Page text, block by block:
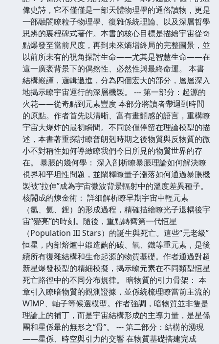
偉史詩，它不僅僅是一部天體物理學的通俗讀物，更是
一部融閤瞭粒子物理學、復雜係統理論、以及深層哲學
思辨的裏程碑式著作。本書的核心目標是描繪宇宙從奇
點爆發至當前尺度，再到未來熵增終局的完整圖景，並
以前所未有的視角探討生命——尤其是智慧生命——在
這一廣袤背景下的偶然性、必然性與最終命運。 本書
結構嚴謹，邏輯遞進，分為四個宏大的部分，層層深入
地揭示瞭宇宙運行的深層機製。 --- 第一部分：起源的
火花——從奇點到元素豐度 本部分將讀者帶迴到時間
的原點。作者首先以清晰、富有畫麵感的語言，重構瞭
宇宙大爆炸的最初瞬間。不同於僅停留在理論模型的描
述，本書著重探討瞭普朗剋時期之後物質與反物質的微
小不對稱性如何導緻瞭我們今日所見的物質世界的存
在。 暴脹的幾何學： 深入剖析瞭暴脹理論如何解決瞭
視界和平坦性問題，並闡釋瞭量子漲落如何通過暴脹機
製被“拉伸”成為宇宙微波背景輻射中的溫度差異種子。
核閤成的煉金術： 詳細解析瞭早期宇宙中輕元素
（氫、氦、鋰）的形成過程，精確描繪瞭光子退耦後宇
宙“變亮”的時刻。隨後，重點轉嚮第一代恒星
（Population III Stars）的誕生與死亡。這些“元老級”
恒星，內部熔爐中鍛造齣的碳、氧、鐵等重元素，是後
續所有復雜結構和生命起源的物質基礎。作者通過對超
新星爆發模型的精細模擬，揭示瞭元素在不同類型恒星
死亡路徑中的不同分布規律。 暗物質的引力骨架： 本
章引入瞭暗物質的觀測證據，並係統梳理瞭當前主流的
WIMP、軸子等候選模型。作者強調，暗物質並非隻是
理論上的補丁，而是宇宙結構形成的主導力量，是星係
團和星係暈的無形之“骨”。 --- 第二部分：結構的湧現
——星係、時空與引力的交響 在物質基礎搭建完成